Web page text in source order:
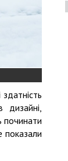
починати
показали